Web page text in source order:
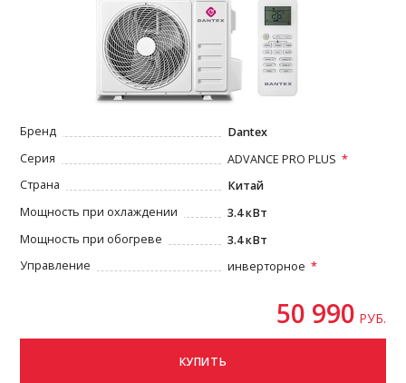
Бренд
Dantex
Серия
ADVANCE PRO PLUS
Страна
Китай
Мощность при охлаждении
3.4 кВт
Мощность при обогреве
3.4 кВт
Управление
инверторное
50 990 РУБ.
КУПИТЬ